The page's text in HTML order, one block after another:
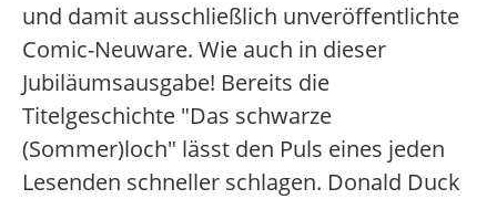
und damit ausschließlich unveröffentlichte
Comic-Neuware. Wie auch in dieser
Jubiläumsausgabe! Bereits die
Titelgeschichte "Das schwarze
(Sommer)loch" lässt den Puls eines jeden
Lesenden schneller schlagen. Donald Duck